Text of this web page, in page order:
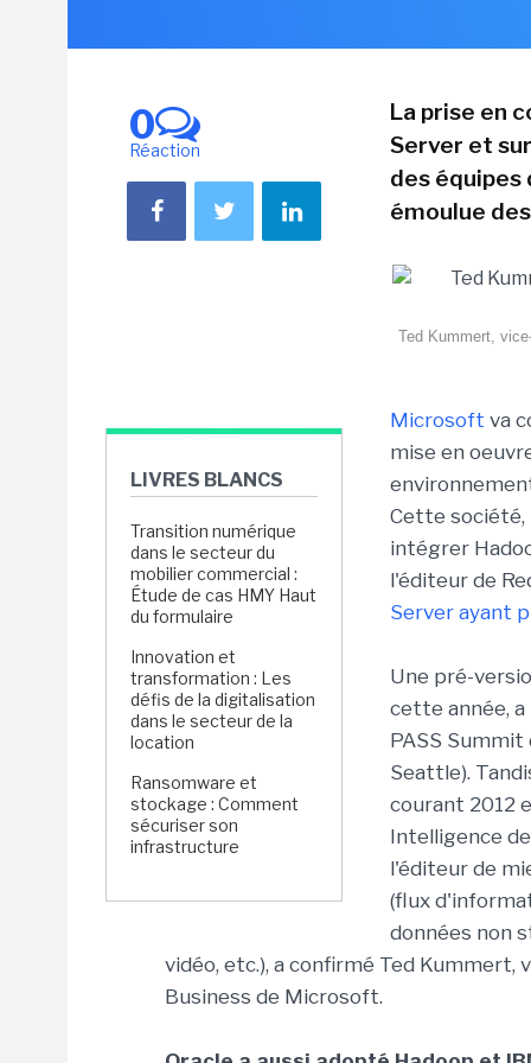
0
Réaction
LIVRES BLANCS
Transition numérique
dans le secteur du
mobilier commercial :
Étude de cas HMY Haut
du formulaire
Innovation et
transformation : Les
défis de la digitalisation
dans le secteur de la
location
Ransomware et
stockage : Comment
sécuriser son
infrastructure
La prise en
Server et
des
émoulue
Ted Kummert,
Microsoft va
mise en
Cette société,
intégrer
l'éditeur de
Server ayant
Une pré-
cette année,
PASS Summit
Seattle).
courant 2012
Intelligence
l'éditeur de
(flux
données non
vidéo, etc.), a confirmé Ted
Business de Microsoft.